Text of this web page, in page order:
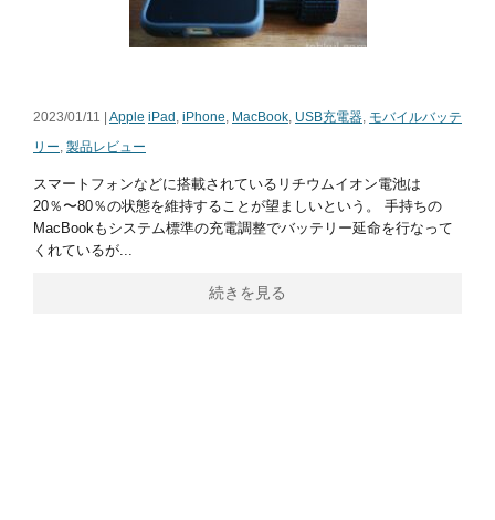
2023/01/11 | Apple iPad , iPhone, MacBook, USB充電器, モバイルバッテ
リー, 製品レビュー
スマートフォンなどに搭載されているリチウムイオン電池は
20％〜80％の状態を維持することが望ましいという。 手持ちの
MacBookもシステム標準の充電調整でバッテリー延命を行なって
くれているが...
続きを見る